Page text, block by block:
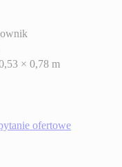
× 0,78 m
ofertowe